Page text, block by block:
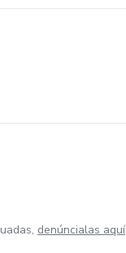
denúncialas aquí